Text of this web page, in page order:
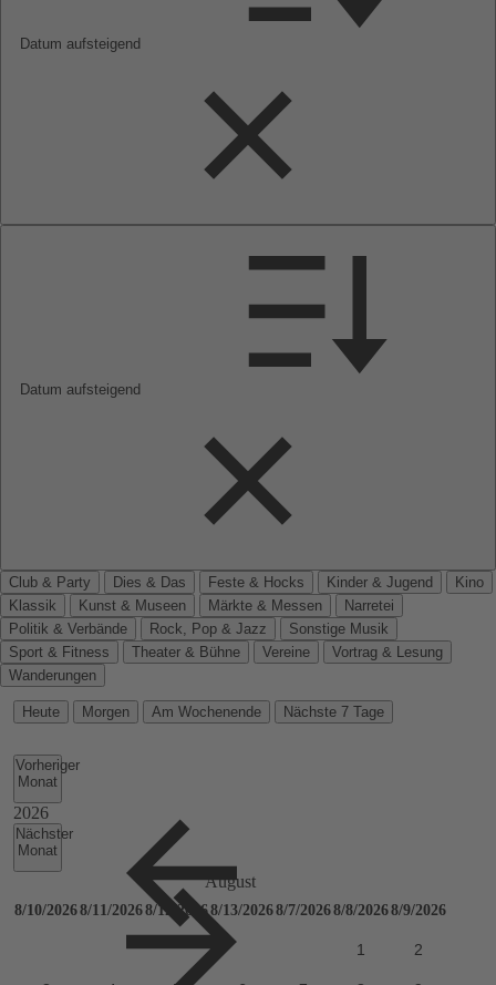
Datum aufsteigend
Datum aufsteigend
Club & Party Dies & Das Feste & Hocks Kinder & Jugend
Kino
Klassik
Kunst & Museen Märkte & Messen
Narretei
Politik & Verbände
Rock, Pop & Jazz
Sonstige Musik
Sport & Fitness
Theater & Bühne Vereine
Vortrag & Lesung
Wanderungen
Heute Morgen Am Wochenende Nächste 7 Tage
Vorheriger
Monat
Nächster
Monat